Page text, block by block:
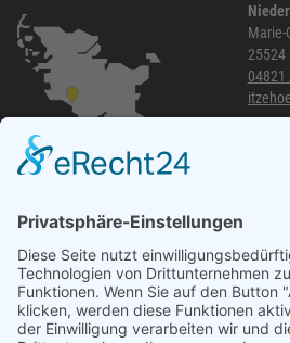
Marie-
25524
04821
040 /